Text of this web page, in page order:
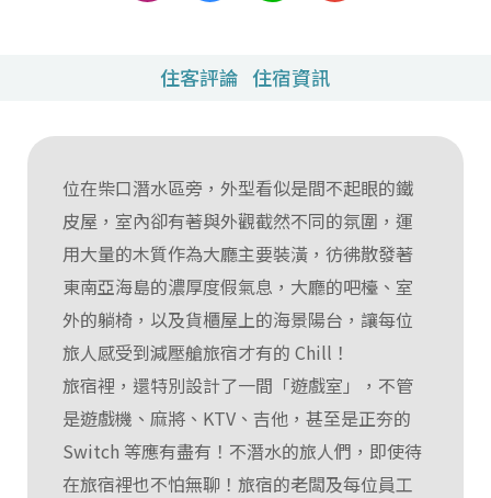
住客評論 住宿資訊
位在柴口潛水區旁，外型看似是間不起眼的鐵
皮屋，室內卻有著與外觀截然不同的氛圍，運
用大量的木質作為大廳主要裝潢，彷彿散發著
東南亞海島的濃厚度假氣息，大廳的吧檯、室
外的躺椅，以及貨櫃屋上的海景陽台，讓每位
旅人感受到減壓艙旅宿才有的 Chill！
旅宿裡，還特別設計了一間「遊戲室」，不管
是遊戲機、麻將、KTV、吉他，甚至是正夯的
Switch 等應有盡有！不潛水的旅人們，即使待
在旅宿裡也不怕無聊！旅宿的老闆及每位員工